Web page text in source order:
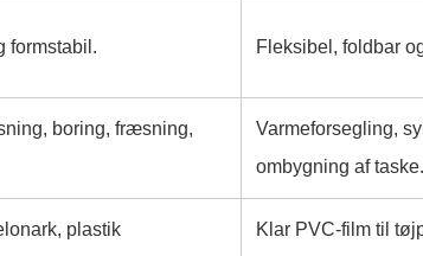
formstabil. Fleksibel, foldbar
boring, fræsning,
Varmeforsegling,
ombygning af taske.
plastik
Klar PVC-film til